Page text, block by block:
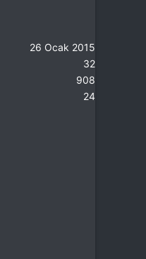
26 Ocak 2015
32
908
24